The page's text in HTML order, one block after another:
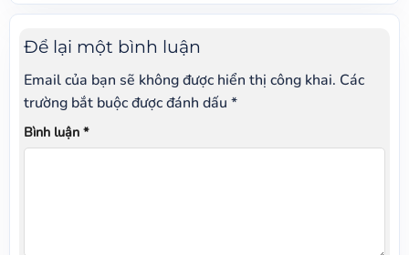
Để lại một bình luận
Email của bạn sẽ không được hiển thị công khai. Các
trường bắt buộc được đánh dấu *
Bình luận *